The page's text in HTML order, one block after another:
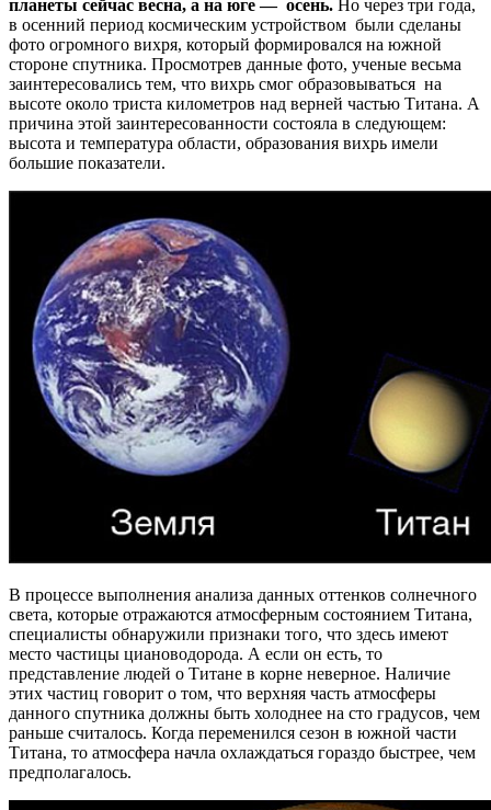
планеты сейчас весна, а на юге — осень. Но через три года,
в осенний период космическим устройством были сделаны
фото огромного вихря, который формировался на южной
стороне спутника. Просмотрев данные фото, ученые весьма
заинтересовались тем, что вихрь смог образовываться на
высоте около триста километров над верней частью Титана. А
причина этой заинтересованности состояла в следующем:
высота и температура области, образования вихрь имели
большие показатели.
В процессе выполнения анализа данных оттенков солнечного
света, которые отражаются атмосферным состоянием Титана,
специалисты обнаружили признаки того, что здесь имеют
место частицы циановодорода. А если он есть, то
представление людей о Титане в корне неверное. Наличие
этих частиц говорит о том, что верхняя часть атмосферы
данного спутника должны быть холоднее на сто градусов, чем
раньше считалось. Когда переменился сезон в южной части
Титана, то атмосфера начла охлаждаться гораздо быстрее, чем
предполагалось.